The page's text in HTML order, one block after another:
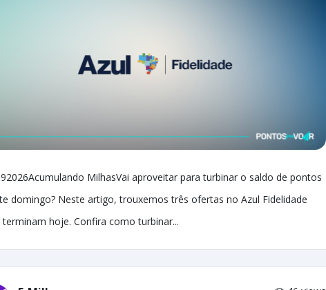
MilhasVai aproveitar para turbinar o saldo de pontos
domingo? Neste artigo, trouxemos três ofertas no Azul Fidelidade
terminam hoje. Confira como turbinar...